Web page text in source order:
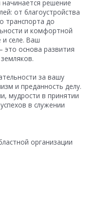
решение
от благоустройства
транспорта до
и комфортной
и селе. Ваш
это основа развития
за вашу
и преданность делу.
мудрости в принятии
в служении
организации